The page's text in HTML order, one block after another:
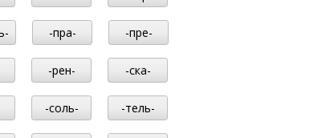
-пра- -пре-
-рен- -ска-
-соль- -тель-